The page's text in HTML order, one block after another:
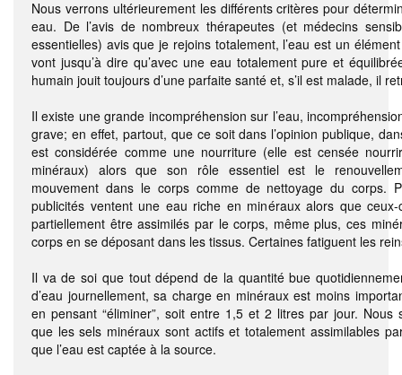
Nous verrons ultérieurement les différents critères pour
eau. De l’avis de nombreux thérapeutes (et médecins
essentielles) avis que je rejoins totalement, l’eau est un
vont jusqu’à dire qu’avec une eau totalement pure et
humain jouit toujours d’une parfaite santé et, s’il est malade, il
Il existe une grande incompréhension sur l’eau,
grave; en effet, partout, que ce soit dans l’opinion publique,
est considérée comme une nourriture (elle est censée
minéraux) alors que son rôle essentiel est le
mouvement dans le corps comme de nettoyage du corps.
publicités ventent une eau riche en minéraux alors que
partiellement être assimilés par le corps, même plus, ces
corps en se déposant dans les tissus. Certaines fatiguent les
Il va de soi que tout dépend de la quantité bue
d’eau journellement, sa charge en minéraux est moins
en pensant “éliminer”, soit entre 1,5 et 2 litres par jour. Nous
que les sels minéraux sont actifs et totalement assimilables
que l’eau est captée à la source.